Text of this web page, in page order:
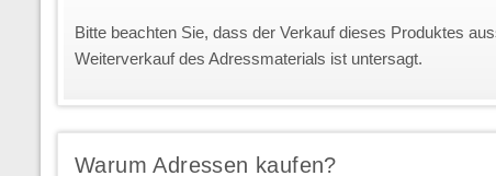
Bitte beachten Sie, dass der Verkauf dieses Produktes
Weiterverkauf des Adressmaterials ist untersagt.
Warum Adressen kaufen?